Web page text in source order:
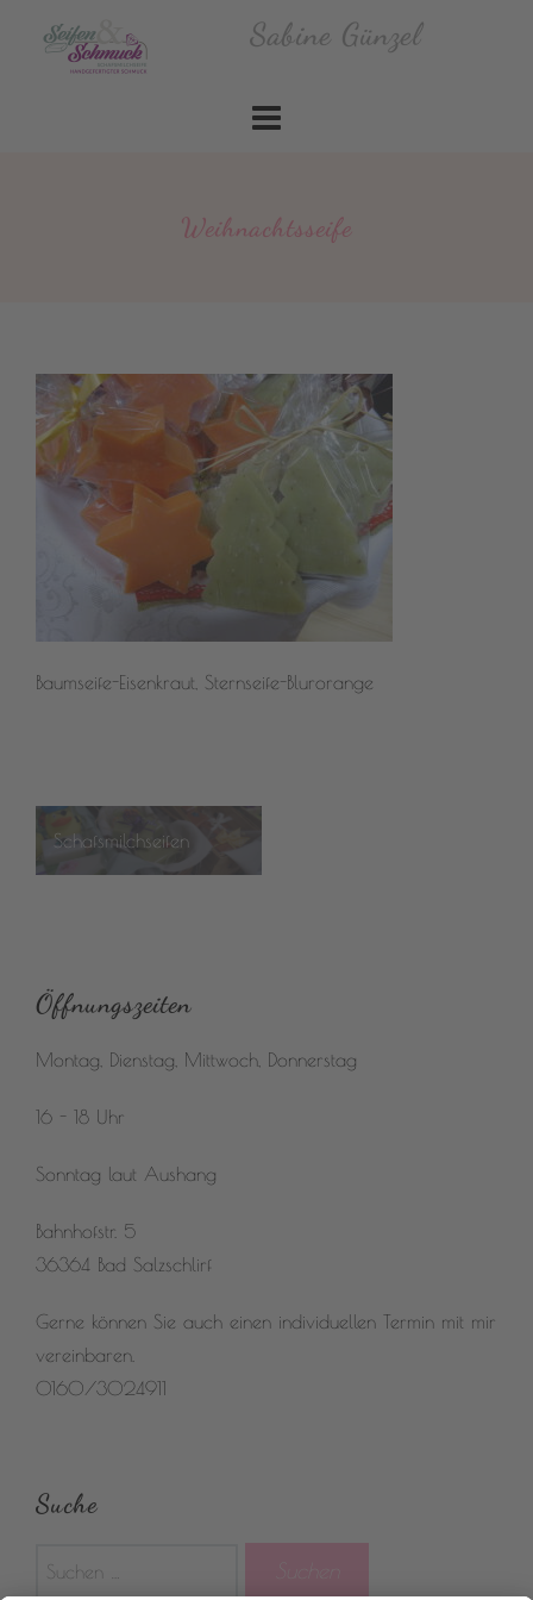
Sabine Günzel
Weihnachtsseife
Baumseife-Eisenkraut, Sternseife-Blurorange
Beitragsnavigation
Schafsmilchseifen
Öffnungszeiten
Montag, Dienstag, Mittwoch, Donnerstag
16 - 18 Uhr
Sonntag laut Aushang
Bahnhofstr. 5
36364 Bad Salzschlirf
Gerne können Sie auch einen individuellen Termin mit mir
vereinbaren.
0160/3024911
Suche
nach: